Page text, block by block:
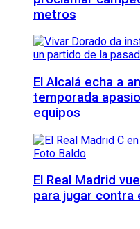
metros
El Alcalá echa a
temporada
equipos
El Real Madrid
para jugar contra